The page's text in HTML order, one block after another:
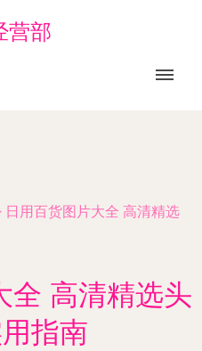
营部
日用百货图片大全 高清精选
全 高清精选头
指南